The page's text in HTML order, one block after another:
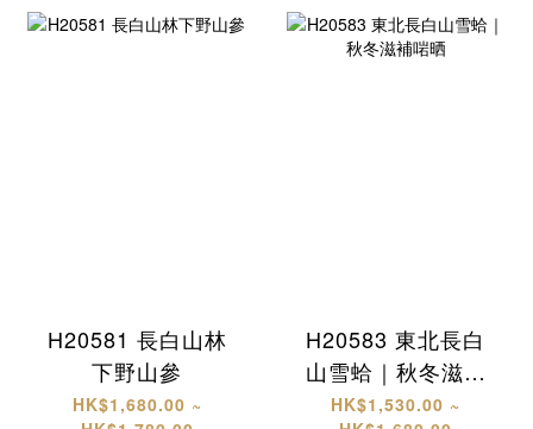
H20581 長白山林
下野山參
HK$1,680.00 ~
H20583 東北長白
山雪蛤｜秋冬滋補
啱晒
HK$1,530.00 ~